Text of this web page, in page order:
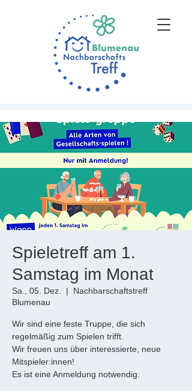
Spieletreff am 1.
Samstag im Monat
Sa., 05. Dez.
  |
Nachbarschaftstreff
Blumenau
Wir sind eine feste Truppe, die sich
regelmäßig zum Spielen trifft.
Wir freuen uns über interessierte, neue
Mitspieler:innen!
Es ist eine Anmeldung notwendig.